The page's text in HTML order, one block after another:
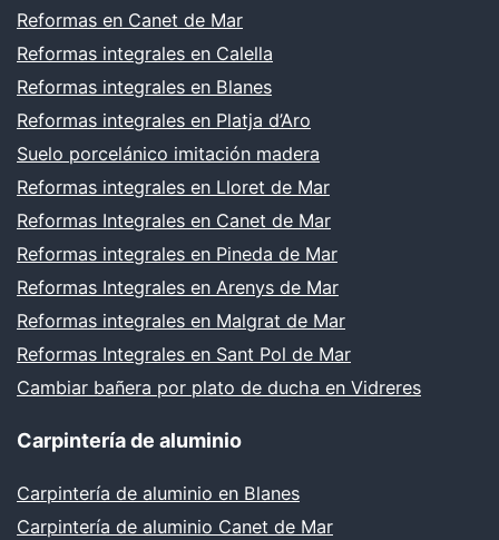
Reformas en Canet de Mar
Reformas integrales en Calella
Reformas integrales en Blanes
Reformas integrales en Platja d’Aro
Suelo porcelánico imitación madera
Reformas integrales en Lloret de Mar
Reformas Integrales en Canet de Mar
Reformas integrales en Pineda de Mar
Reformas Integrales en Arenys de Mar
Reformas integrales en Malgrat de Mar
Reformas Integrales en Sant Pol de Mar
Cambiar bañera por plato de ducha en Vidreres
Carpintería de aluminio
Carpintería de aluminio en Blanes
Carpintería de aluminio Canet de Mar